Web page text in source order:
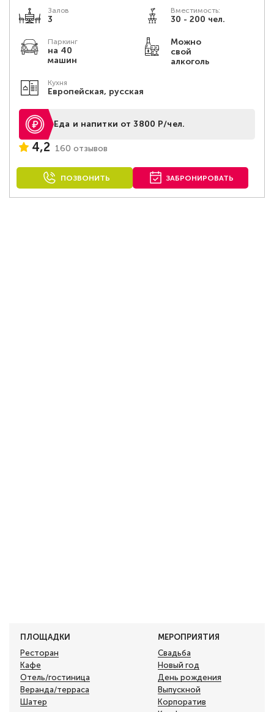
Залов
3
Вместимость:
30 - 200 чел.
Паркинг
на 40
машин
Можно
свой
алкоголь
Кухня
Европейская, русская
Еда и напитки от 3800 Р/чел.
4,2 160 отзывов
ПОЗВОНИТЬ ЗАБРОНИРОВАТЬ
ПЛОЩАДКИ
Ресторан
Кафе
Отель/гостиница
Веранда/терраса
Шатер
МЕРОПРИЯТИЯ
Свадьба
Новый год
День рождения
Выпускной
Корпоратив